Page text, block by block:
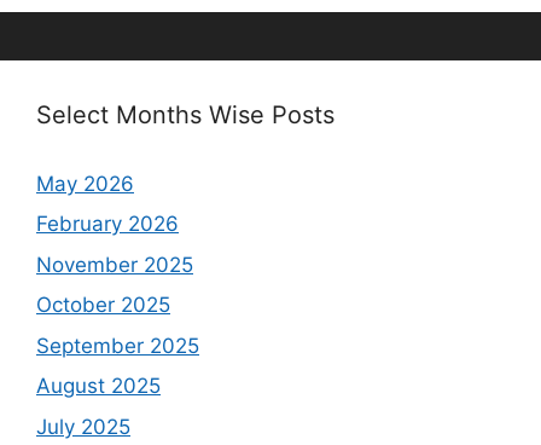
Select Months Wise Posts
May 2026
February 2026
November 2025
October 2025
September 2025
August 2025
July 2025